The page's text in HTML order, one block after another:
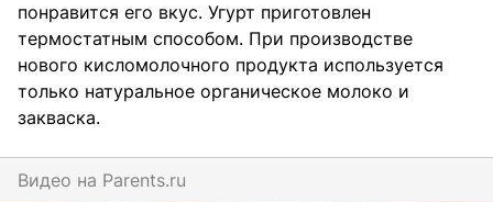
понравится его вкус. Угурт приготовлен
термостатным способом. При производстве
нового кисломолочного продукта используется
только натуральное органическое молоко и
закваска.
Видео на parents.ru